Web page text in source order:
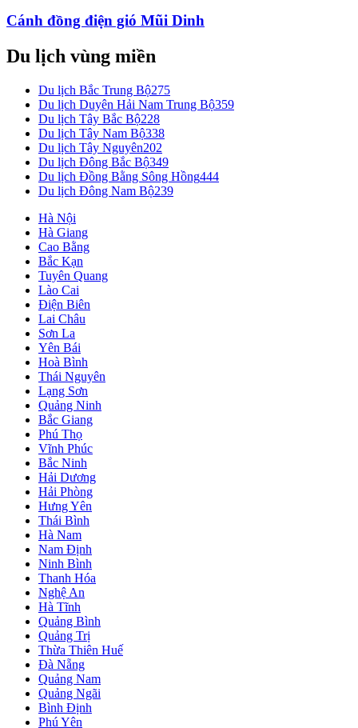
Cánh đồng điện gió Mũi Dinh
Du lịch vùng miền
Du lịch Bắc Trung Bộ275
Du lịch Duyên Hải Nam Trung Bộ359
Du lịch Tây Bắc Bộ228
Du lịch Tây Nam Bộ338
Du lịch Tây Nguyên202
Du lịch Đông Bắc Bộ349
Du lịch Đồng Bằng Sông Hồng444
Du lịch Đông Nam Bộ239
Hà Nội
Hà Giang
Cao Bằng
Bắc Kạn
Tuyên Quang
Lào Cai
Điện Biên
Lai Châu
Sơn La
Yên Bái
Hoà Bình
Thái Nguyên
Lạng Sơn
Quảng Ninh
Bắc Giang
Phú Thọ
Vĩnh Phúc
Bắc Ninh
Hải Dương
Hải Phòng
Hưng Yên
Thái Bình
Hà Nam
Nam Định
Ninh Bình
Thanh Hóa
Nghệ An
Hà Tĩnh
Quảng Bình
Quảng Trị
Thừa Thiên Huế
Đà Nẵng
Quảng Nam
Quảng Ngãi
Bình Định
Phú Yên